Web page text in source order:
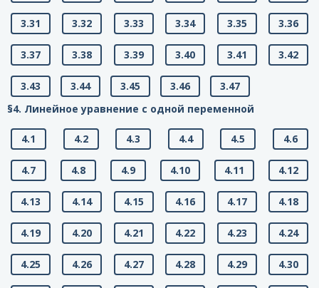
3.31 3.32 3.33 3.34 3.35 3.36
3.37 3.38 3.39 3.40 3.41 3.42
3.43 3.44 3.45 3.46
3.47
§4. Линейное уравнение с одной переменной
4.1 4.2 4.3 4.4 4.5 4.6
4.7 4.8 4.9 4.10 4.11 4.12
4.13 4.14 4.15 4.16 4.17 4.18
4.19 4.20 4.21 4.22 4.23 4.24
4.25 4.26 4.27 4.28 4.29 4.30